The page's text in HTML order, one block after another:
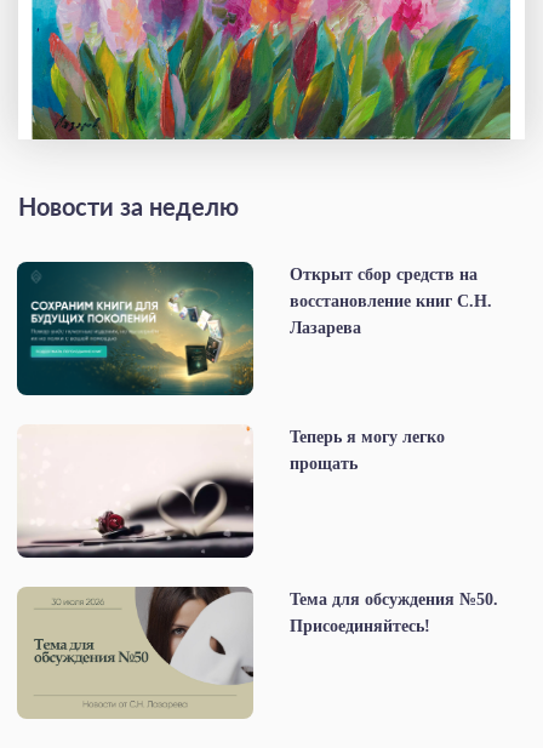
Новости за неделю
Открыт сбор средств на
восстановление книг С.Н.
Лазарева
Теперь я могу легко
прощать
Тема для обсуждения №50.
Присоединяйтесь!